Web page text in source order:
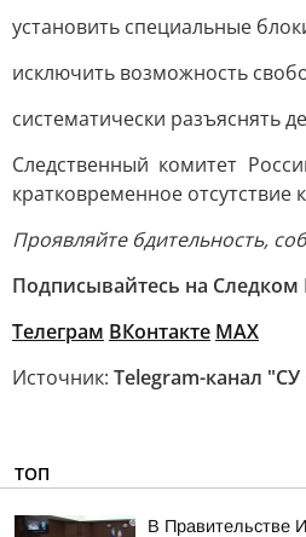
установить специальные
исключить возможность
систематически разъяснять
Следственный комитет
кратковременное
Проявляйте бдительность,
Подписывайтесь на
Телеграм ВКонтакте МАХ
Источник: Telegram-канал
ТОП
В Правительстве